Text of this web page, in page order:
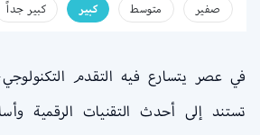
صفير متوسط كبير كبير جداً
في عصر يتسارع فيه التقدم
تستند إلى أحدث التقنيات الرقمية